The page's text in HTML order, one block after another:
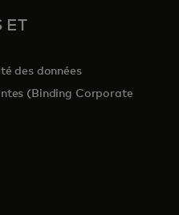
ET
des données
(Binding Corporate
nouvel onglet